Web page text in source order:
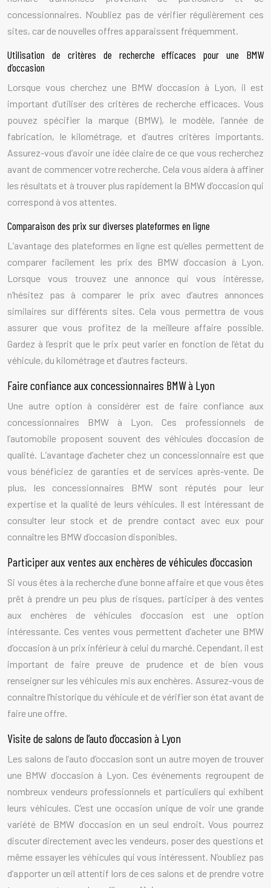
concessionnaires. N’oubliez pas de vérifier régulièrement ces
sites, car de nouvelles offres apparaissent fréquemment.
Utilisation de critères de recherche efficaces pour une BMW
d’occasion
Lorsque vous cherchez une BMW d’occasion à Lyon, il est
important d’utiliser des critères de recherche efficaces. Vous
pouvez spécifier la marque (BMW), le modèle, l’année de
fabrication, le kilométrage, et d’autres critères importants.
Assurez-vous d’avoir une idée claire de ce que vous recherchez
avant de commencer votre recherche. Cela vous aidera à affiner
les résultats et à trouver plus rapidement la BMW d’occasion qui
correspond à vos attentes.
Comparaison des prix sur diverses plateformes en ligne
L’avantage des plateformes en ligne est qu’elles permettent de
comparer facilement les prix des BMW d’occasion à Lyon.
Lorsque vous trouvez une annonce qui vous intéresse,
n’hésitez pas à comparer le prix avec d’autres annonces
similaires sur différents sites. Cela vous permettra de vous
assurer que vous profitez de la meilleure affaire possible.
Gardez à l’esprit que le prix peut varier en fonction de l’état du
véhicule, du kilométrage et d’autres facteurs.
Faire confiance aux concessionnaires BMW à Lyon
Une autre option à considérer est de faire confiance aux
concessionnaires BMW à Lyon. Ces professionnels de
l’automobile proposent souvent des véhicules d’occasion de
qualité. L’avantage d’acheter chez un concessionnaire est que
vous bénéficiez de garanties et de services après-vente. De
plus, les concessionnaires BMW sont réputés pour leur
expertise et la qualité de leurs véhicules. Il est intéressant de
consulter leur stock et de prendre contact avec eux pour
connaître les BMW d’occasion disponibles.
Participer aux ventes aux enchères de véhicules d’occasion
Si vous êtes à la recherche d’une bonne affaire et que vous êtes
prêt à prendre un peu plus de risques, participer à des ventes
aux enchères de véhicules d’occasion est une option
intéressante. Ces ventes vous permettent d’acheter une BMW
d’occasion à un prix inférieur à celui du marché. Cependant, il est
important de faire preuve de prudence et de bien vous
renseigner sur les véhicules mis aux enchères. Assurez-vous de
connaître l’historique du véhicule et de vérifier son état avant de
faire une offre.
Visite de salons de l’auto d’occasion à Lyon
Les salons de l’auto d’occasion sont un autre moyen de trouver
une BMW d’occasion à Lyon. Ces événements regroupent de
nombreux vendeurs professionnels et particuliers qui exhibent
leurs véhicules. C’est une occasion unique de voir une grande
variété de BMW d’occasion en un seul endroit. Vous pourrez
discuter directement avec les vendeurs, poser des questions et
même essayer les véhicules qui vous intéressent. N’oubliez pas
d’apporter un œil attentif lors de ces salons et de prendre votre